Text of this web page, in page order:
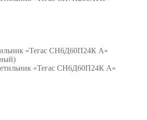
«Тегас СН6Д60П24К А»